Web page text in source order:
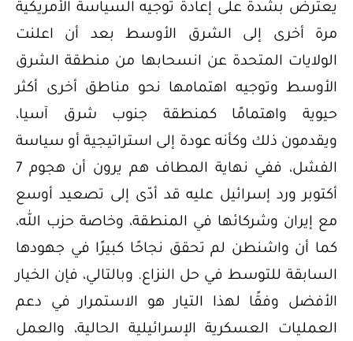
يعترض بشدة على إعادة توجيه السياسة الأمريكية
مرة أخرى إلى الشرق الأوسط بعد أن اعلنت
الولايات المتحدة عن انسحابها من منطقة الشرق
الأوسط وتوجيه اهتمامها نحو مناطق أخرى أكثر
حيوية واهتمامًا كمنطقة جنوب شرق آسيا،
ويقدمون ذلك وكأنه عودة إلى استراتيجية أو سياسة
الفشل، ففي نهاية المطاف هم يرون أن هجوم 7
أكتوبر ورد إسرائيل عليه قد أدّى إلى تصعيد أوسع
مع إيران وشركائها في المنطقة، وخاصة حزب الله،
كما أن واشنطن لم تحقق نجاحًا كبيرًا في جهودها
السابقة للتوسط في حل النزاع. وبالتالي، فإن الخيار
الأفضل وفقًا لهذا التيار هو الاستمرار في دعم
العمليات العسكرية الإسرائيلية الحالية، والعمل